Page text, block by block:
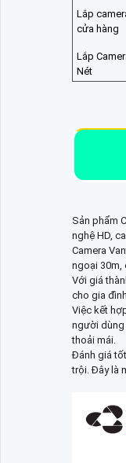
Lắp
cửa hàng
Lắp
Nét
Sản phẩm
nghệ HD,
Camera
ngoại 30m,
Với giá
cho gia
Việc kết
người dùng
thoải mái.
Đánh giá
trội. Đây là